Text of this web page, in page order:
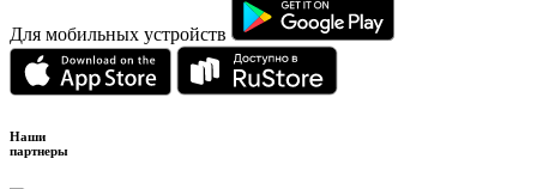
Для мобильных устройств
Наши
партнеры